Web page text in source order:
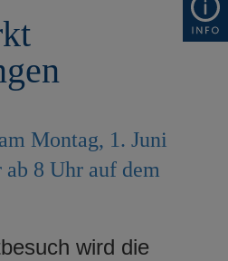
Montag, 1. Juni
8 Uhr auf dem
wird die